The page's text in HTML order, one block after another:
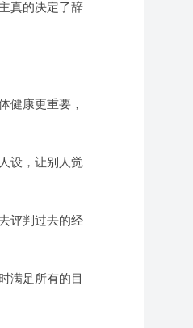
真的决定了辞
健康更重要，
设，让别人觉
评判过去的经
满足所有的目